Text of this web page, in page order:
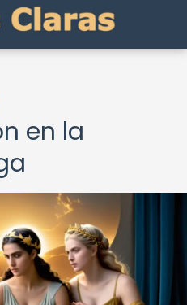
en la